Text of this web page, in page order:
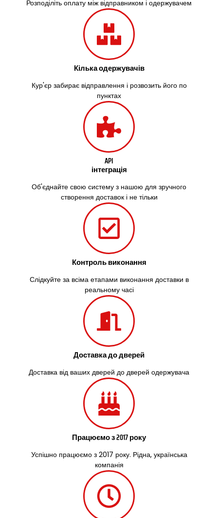
Розподіліть оплату між відправником і одержувачем
Кілька одержувачів
Кур'єр забирає відправлення і розвозить його по
пунктах
API
інтеграція
Об'єднайте свою систему з нашою для зручного
створення доставок і не тільки
Контроль виконання
Слідкуйте за всіма етапами виконання доставки в
реальному часі
Доставка до дверей
Доставка від ваших дверей до дверей одержувача
Працюємо з 2017 року
Успішно працюємо з 2017 року. Рідна, українська
компанія
Здолбунів
Охтирка
Олександрія
Білгород-Дністровський
Белопілля